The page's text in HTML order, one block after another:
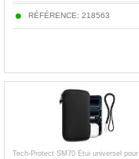
RÉFÉRENCE: 218563
Tech-Protect SM70 Étui universel pour